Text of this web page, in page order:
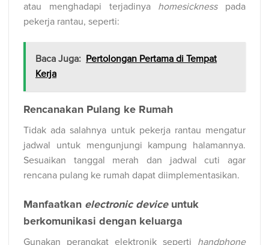
atau menghadapi terjadinya homesicknesspada
pekerja rantau, seperti:
Baca Juga: Pertolongan Pertama di Tempat
Kerja
Rencanakan Pulang ke Rumah
Tidak ada salahnya untuk pekerja rantau mengatur
jadwal untuk mengunjungi kampung halamannya.
Sesuaikan tanggal merah dan jadwal cuti agar
rencana pulang ke rumah dapat diimplementasikan.
Manfaatkan electronic deviceuntuk
berkomunikasi dengan keluarga
Gunakan perangkat elektronik seperti handphone